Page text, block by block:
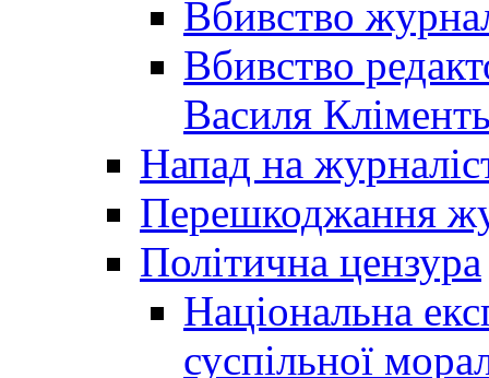
Вбивство
Вбивство
Василя
Напад на
Перешкоджання
Політична цензура
Національна
суспільної